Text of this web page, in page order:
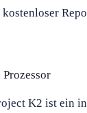
K2 ist ein